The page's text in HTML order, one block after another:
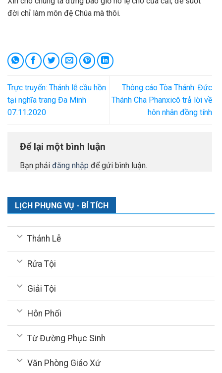
đời chỉ làm môn đệ Chúa mà thôi.
Trực truyến: Thánh lễ cầu hồn
tại nghĩa trang Đa Minh
07.11.2020
Thông cáo Tòa Thánh: Đức
Thánh Cha Phanxicô trả lời về
hôn nhân đồng tính
Để lại một bình luận
Bạn phải đăng nhập để gửi bình luận.
LỊCH PHỤNG VỤ - BÍ TÍCH
Thánh Lễ
Rửa Tội
Giải Tội
Hôn Phối
Từ Đường Phục Sinh
Văn Phòng Giáo Xứ